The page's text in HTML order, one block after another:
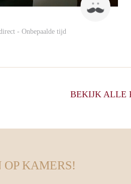
- Onbepaalde tijd
BEKIJK ALLE
OP KAMERS!